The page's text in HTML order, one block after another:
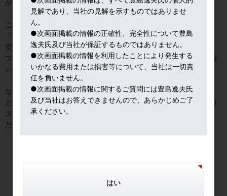
がじわり続く。外為市場は円に不信任票を投じていることになる。
このような状況下で、日本国民が、自衛策として、発行体のない
「金」を買うという投資行動に拍車がかかりそうだ。
安全資産として貴金属を買うとなると、やはり金。
プラチナ、シルバーは値動きが荒く、お世辞にも「安全資産」とは
いいかねる。
なお、株式市場では、日本株を買う海外投資家が増えている。
どこの国の株も様々な問題を抱えているなかで、海外投資家は、リ
スク分散の視点から、日本株もポートフォリオに加えているわけ
だ。
見解であり、当社の見解を示すものではありませ
ん。
●次画面掲載の情報の正確性、完全性について豊島
逸夫氏及び当社が保証するものではありません。
●次画面掲載の情報を利用したことにより発生する
いかなる費用または損害等について、当社は一切責
任を負いません。
●次画面掲載の情報に関するご質問には豊島逸夫氏
及び当社はお答えできませんので、あらかじめご了
承ください。
はい